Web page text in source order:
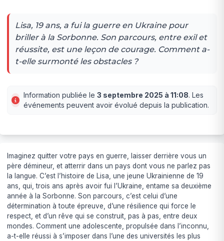
Lisa, 19 ans, a fui la guerre en Ukraine pour
briller à la Sorbonne. Son parcours, entre exil et
réussite, est une leçon de courage. Comment a-
t-elle surmonté les obstacles ?
Information publiée le3 septembre 2025 à 11:08. Les
événements peuvent avoir évolué depuis la publication.
Imaginez quitter votre pays en guerre, laisser derrière vous un
père démineur, et atterrir dans un pays dont vous ne parlez pas
la langue. C’est l’histoire de Lisa, une jeune Ukrainienne de 19
ans, qui, trois ans après avoir fui l’Ukraine, entame sa deuxième
année à la Sorbonne. Son parcours, c’est celui d’une
détermination à toute épreuve, d’une résilience qui force le
respect, et d’un rêve qui se construit, pas à pas, entre deux
mondes. Comment une adolescente, propulsée dans l’inconnu,
a-t-elle réussi à s’imposer dans l’une des universités les plus